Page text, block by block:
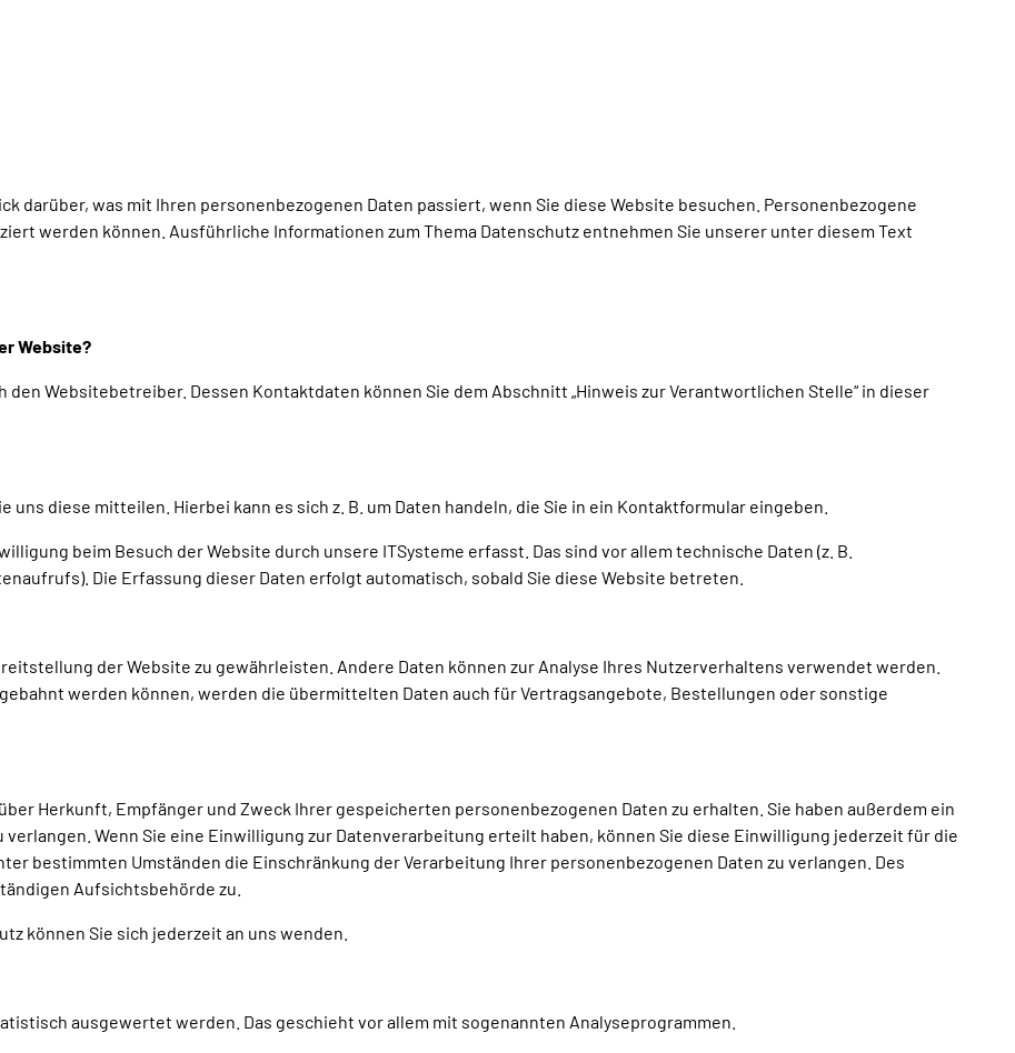
Themenurlaube &
Inspiration
Bremerhaven
Broschüren
Service
EN
Shop Gutscheine
(Barrierefreie)
E-Räder
darüber, was mit Ihren personenbezogenen Daten passiert, wenn Sie diese Website besuchen. Personenbezogene
werden können. Ausführliche Informationen zum Thema Datenschutz entnehmen Sie unserer unter diesem Text
Website?
Websitebetreiber. Dessen Kontaktdaten können Sie dem Abschnitt „Hinweis zur Verantwortlichen Stelle“ in dieser
uns diese mitteilen. Hierbei kann es sich z. B. um Daten handeln, die Sie in ein Kontaktformular eingeben.
beim Besuch der Website durch unsere ITSysteme erfasst. Das sind vor allem technische Daten (z. B.
Die Erfassung dieser Daten erfolgt automatisch, sobald Sie diese Website betreten.
der Website zu gewährleisten. Andere Daten können zur Analyse Ihres Nutzerverhaltens verwendet werden.
werden können, werden die übermittelten Daten auch für Vertragsangebote, Bestellungen oder sonstige
Herkunft, Empfänger und Zweck Ihrer gespeicherten personenbezogenen Daten zu erhalten. Sie haben außerdem ein
Wenn Sie eine Einwilligung zur Datenverarbeitung erteilt haben, können Sie diese Einwilligung jederzeit für die
bestimmten Umständen die Einschränkung der Verarbeitung Ihrer personenbezogenen Daten zu verlangen. Des
Aufsichtsbehörde zu.
können Sie sich jederzeit an uns wenden.
ausgewertet werden. Das geschieht vor allem mit sogenannten Analyseprogrammen.